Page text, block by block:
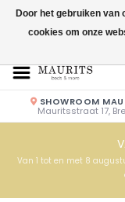
Openingstijden:
SHOWROOM
Mauritsstraat 17,
Van 1 tot en met 8
Door het gebruiken van
cookies om onze